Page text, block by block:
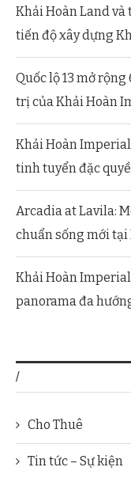
Khải Hoàn Land
tiến độ xây dựng
Quốc lộ 13 mở
trị của Khải Hoàn
Khải Hoàn
tinh tuyển đặc
Arcadia at Lavila:
chuẩn sống mới tại
Khải Hoàn
panorama đa
/
Cho Thuê
Tin tức – Sự kiện